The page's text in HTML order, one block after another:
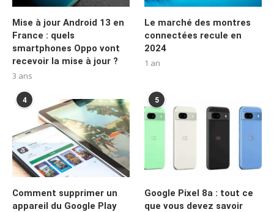
Mise à jour Android 13 en
France : quels
smartphones Oppo vont
recevoir la mise à jour ?
3 ans
Le marché des montres
connectées recule en
2024
1 an
4
Comment supprimer un
appareil du Google Play
5
Google Pixel 8a : tout ce
que vous devez savoir